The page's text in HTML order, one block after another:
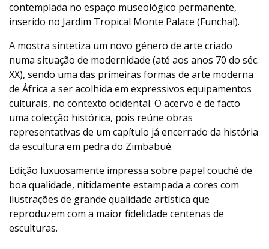
contemplada no espaço museológico permanente,
inserido no Jardim Tropical Monte Palace (Funchal).
A mostra sintetiza um novo género de arte criado
numa situação de modernidade (até aos anos 70 do séc.
XX), sendo uma das primeiras formas de arte moderna
de África a ser acolhida em expressivos equipamentos
culturais, no contexto ocidental. O acervo é de facto
uma colecção histórica, pois reúne obras
representativas de um capítulo já encerrado da história
da escultura em pedra do Zimbabué.
Edição luxuosamente impressa sobre papel couché de
boa qualidade, nitidamente estampada a cores com
ilustrações de grande qualidade artística que
reproduzem com a maior fidelidade centenas de
esculturas.